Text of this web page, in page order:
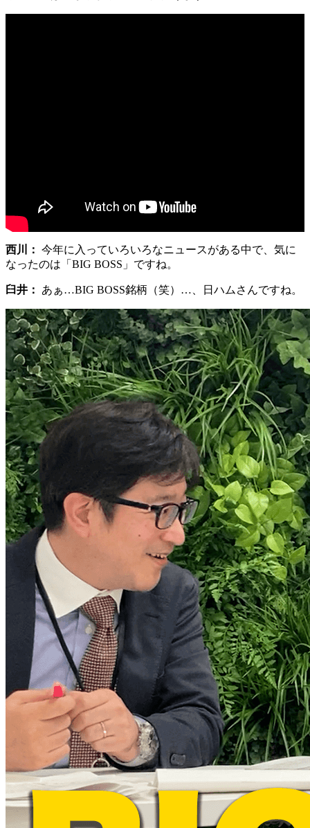
西川： 今年に入っていろいろなニュースがある中で、気に
なったのは「BIG BOSS」ですね。
臼井： あぁ…BIG BOSS銘柄（笑）…、日ハムさんですね。